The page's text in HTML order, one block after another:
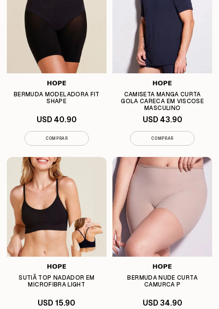
BERMUDA MODELADORA FIT
SHAPE
USD 40.90
COMPRAR
CAMISETA MANGA CURTA
GOLA CARECA EM VISCOSE
MASCULINO
USD 43.90
COMPRAR
SUTIÃ TOP NADADOR EM
MICROFIBRA LIGHT
USD 15.90
BERMUDA NUDE CURTA
CAMURCA P
USD 34.90